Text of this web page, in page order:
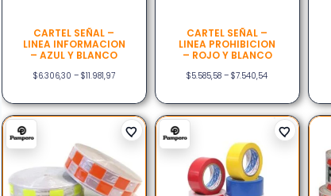
CARTEL SEÑAL –
LINEA INFORMACION
– AZUL Y BLANCO
$6.306,30 – $11.981,97
CARTEL SEÑAL –
LINEA PROHIBICION
– ROJO Y BLANCO
$5.585,58 – $7.540,54